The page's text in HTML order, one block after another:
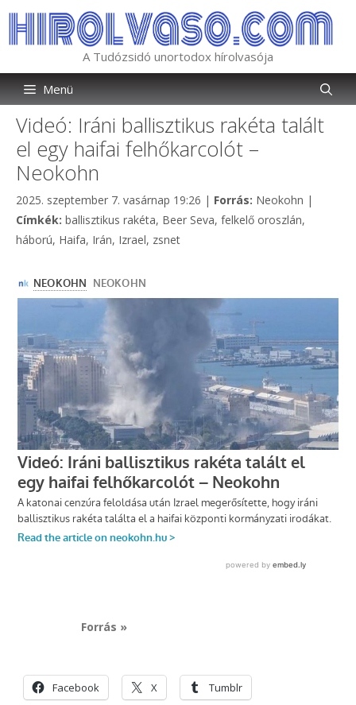
tartalomba
A Tudózsidó unortodox hírolvasója
Menü
Videó: Iráni ballisztikus rakéta talált
el egy haifai felhőkarcolót –
Neokohn
2025. szeptember 7. vasárnap 19:26 | Forrás: Kategória
Neokohn |
Címkék: Címkék
ballisztikus rakéta, Beer Seva, felkelő oroszlán,
háború, Haifa, Irán, Izrael, zsnet
Forrás »
Facebook X Tumblr